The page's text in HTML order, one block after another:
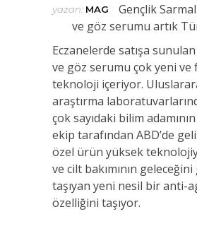
yazan: MAG
Gençlik
ve göz serumu artık
Eczanelerde satışa
ve göz serumu çok yeni ve
teknoloji içeriyor.
araştırma
çok sayıdaki bilim
ekip tarafından ABD’de
özel ürün yüksek
ve cilt bakımının
taşıyan yeni nesil bir anti-
özelliğini taşıyor.